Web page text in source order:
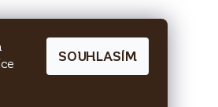
1090, 250 65 Líbeznice
SOUHLASÍM